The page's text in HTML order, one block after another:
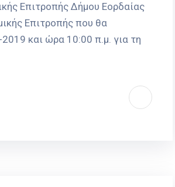
Δήμου Εορδαίας
Επιτροπής που θα
και ώρα 10:00 π.μ. για τη